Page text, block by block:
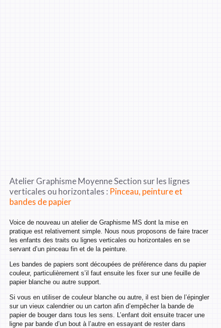
Atelier Graphisme Moyenne Section sur les lignes
verticales ou horizontales : Pinceau, peinture et
bandes de papier
Voice de nouveau un atelier de Graphisme MS dont la mise en
pratique est relativement simple. Nous nous proposons de faire tracer
les enfants des traits ou lignes verticales ou horizontales en se
servant d’un pinceau fin et de la peinture.
Les bandes de papiers sont découpées de préférence dans du papier
couleur, particulièrement s’il faut ensuite les fixer sur une feuille de
papier blanche ou autre support.
Si vous en utiliser de couleur blanche ou autre, il est bien de l’épingler
sur un vieux calendrier ou un carton afin d’empêcher la bande de
papier de bouger dans tous les sens. L’enfant doit ensuite tracer une
ligne par bande d’un bout à l’autre en essayant de rester dans